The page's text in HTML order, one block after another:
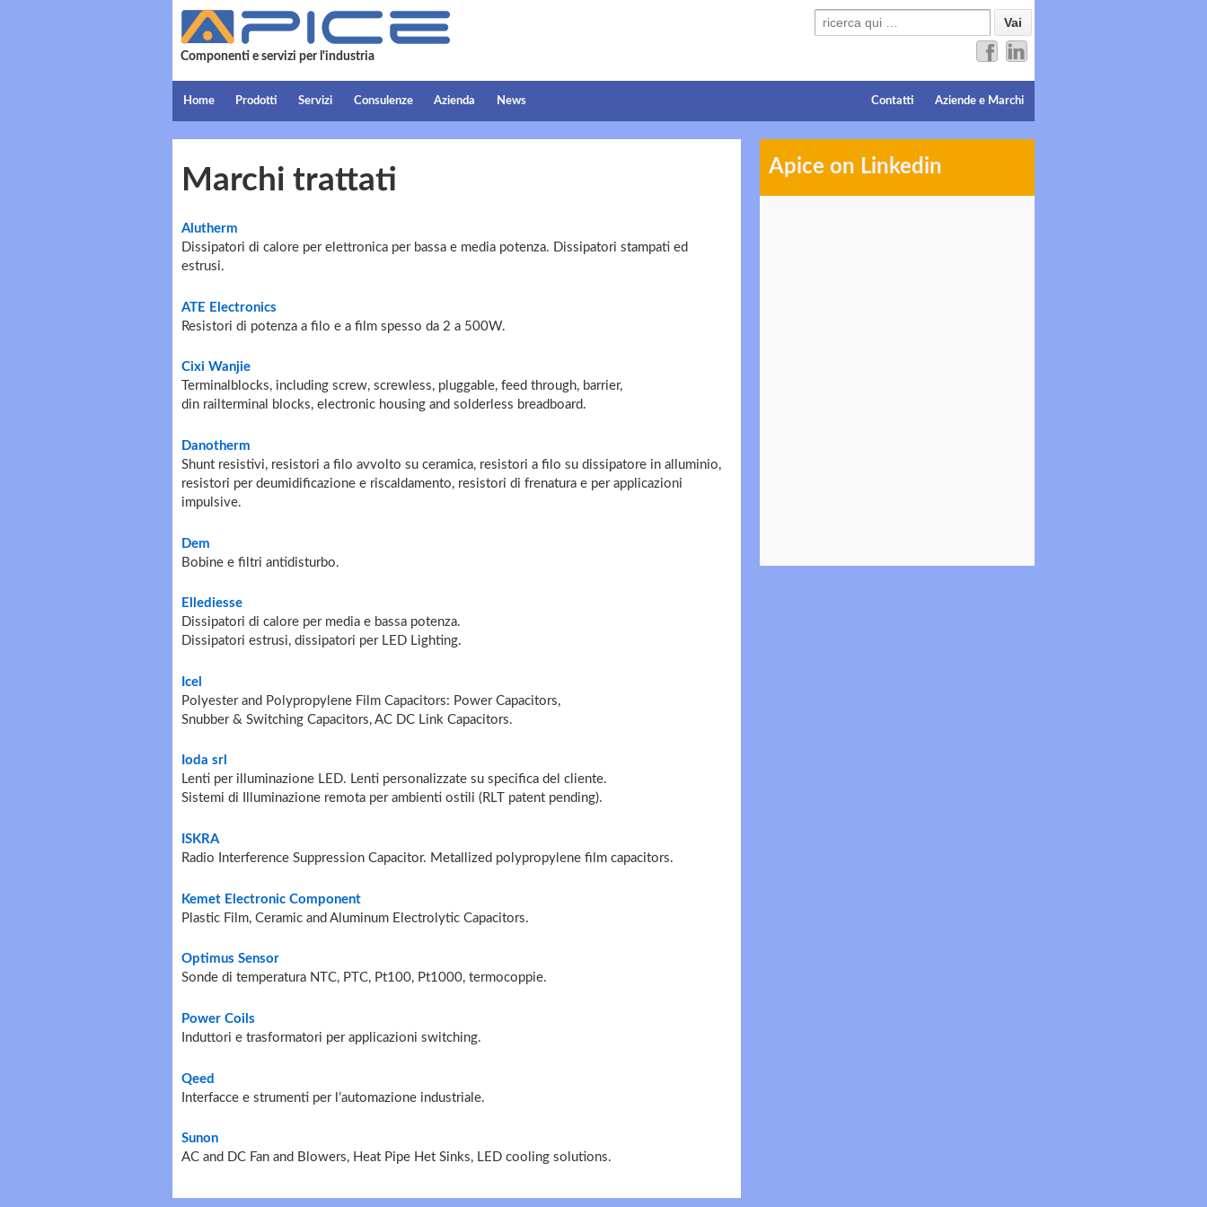
Componenti e servizi per l'industria
Search for:
Home Prodotti Servizi Consulenze Azienda News Aziende e Marchi
Contatti
Marchi trattati
Alutherm
Dissipatori di calore per elettronica per bassa e media potenza. Dissipatori stampati ed
estrusi.
ATE Electronics
Resistori di potenza a filo e a film spesso da 2 a 500W.
Cixi Wanjie
Terminalblocks, including screw, screwless, pluggable, feed through, barrier,
din railterminal blocks, electronic housing and solderless breadboard.
Danotherm
Shunt resistivi, resistori a filo avvolto su ceramica, resistori a filo su dissipatore in alluminio,
resistori per deumidificazione e riscaldamento, resistori di frenatura e per applicazioni
impulsive.
Dem
Bobine e filtri antidisturbo.
Ellediesse
Dissipatori di calore per media e bassa potenza.
Dissipatori estrusi, dissipatori per LED Lighting.
Icel
Polyester and Polypropylene Film Capacitors: Power Capacitors,
Snubber & Switching Capacitors, AC DC Link Capacitors.
Ioda srl
Lenti per illuminazione LED. Lenti personalizzate su specifica del cliente.
Sistemi di Illuminazione remota per ambienti ostili (RLT patent pending).
ISKRA
Radio Interference Suppression Capacitor. Metallized polypropylene film capacitors.
Kemet Electronic Component
Plastic Film, Ceramic and Aluminum Electrolytic Capacitors.
Optimus Sensor
Sonde di temperatura NTC, PTC, Pt100, Pt1000, termocoppie.
Power Coils
Induttori e trasformatori per applicazioni switching.
Qeed
Interfacce e strumenti per l’automazione industriale.
Sunon
AC and DC Fan and Blowers, Heat Pipe Het Sinks, LED cooling solutions.
Apice on Linkedin